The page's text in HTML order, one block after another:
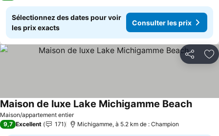
Sélectionnez des dates pour voir
les prix exacts
Consulter les prix
Partager
Maison/appartement entier
Maison de luxe Lake Michigamme Beach
9,7 Excellent 171 Michigamme, à 5.2 km de : Champion